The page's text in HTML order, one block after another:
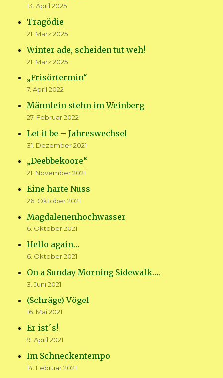
13. April 2025
Tragödie
21. März 2025
Winter ade, scheiden tut weh!
21. März 2025
„Frisörtermin“
7. April 2022
Männlein stehn im Weinberg
27. Februar 2022
Let it be – Jahreswechsel
31. Dezember 2021
„Deebbekoore“
21. November 2021
Eine harte Nuss
26. Oktober 2021
Magdalenenhochwasser
6. Oktober 2021
Hello again…
6. Oktober 2021
On a Sunday Morning Sidewalk….
3. Juni 2021
(Schräge) Vögel
16. Mai 2021
Er ist´s!
9. April 2021
Im Schneckentempo
14. Februar 2021